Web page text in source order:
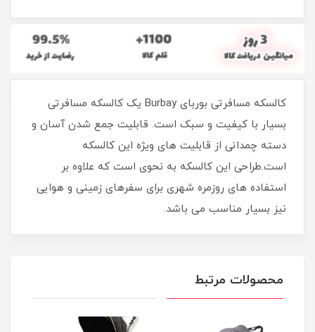
کالسکه مسافرتی بوربای Burbay یک کالسکه مسافرتی
بسیار با کیفیت و سبک است. قابلیت جمع شدن آسان و
دسته چمدانی از قابلیت های ویژه این کالسکه
است.طراحی این کالسکه به نحوی است که علاوه بر
استفاده های روزمره شهری برای سفرهای زمینی و هوایی
نیز بسیار مناسب می باشد.
محصولات مرتبط